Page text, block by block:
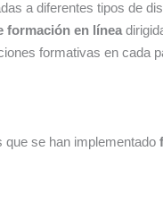
a diferentes tipos de
formación en línea
formativas en
se han implementado